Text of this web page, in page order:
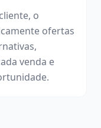
o
ofertas
venda e